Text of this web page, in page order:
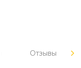
Отзывы